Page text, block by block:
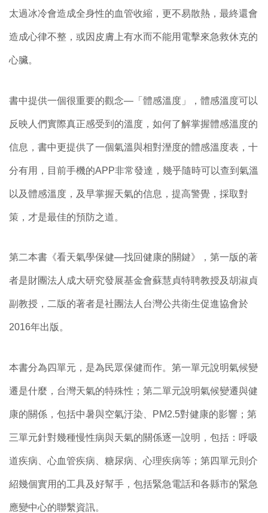
太過冰冷會造成全身性的血管收縮，更不易散熱，最終還會
造成心律不整，或因皮膚上有水而不能用電擊來急救休克的
心臟。
書中提供一個很重要的觀念—「體感溫度」，體感溫度可以
反映人們實際真正感受到的溫度，如何了解掌握體感溫度的
信息，書中更提供了一個氣溫與相對溼度的體感溫度表，十
分有用，目前手機的APP非常發達，幾乎隨時可以查到氣溫
以及體感溫度，及早掌握天氣的信息，提高警覺，採取對
策，才是最佳的預防之道。
第二本書《看天氣學保健—找回健康的關鍵》，第一版的著
者是財團法人成大研究發展基金會蘇慧貞特聘教授及胡淑貞
副教授，二版的著者是社團法人台灣公共衛生促進協會於
2016年出版。
本書分為四單元，是為民眾保健而作。第一單元說明氣候變
遷是什麼，台灣天氣的特殊性；第二單元說明氣候變遷與健
康的關係，包括中暑與空氣汙染、PM2.5對健康的影響；第
三單元針對幾種慢性病與天氣的關係逐一說明，包括：呼吸
道疾病、心血管疾病、糖尿病、心理疾病等；第四單元則介
紹幾個實用的工具及好幫手，包括緊急電話和各縣市的緊急
應變中心的聯繫資訊。